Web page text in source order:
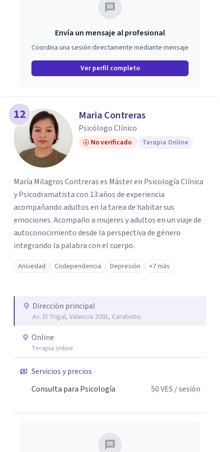
Envía un mensaje al profesional
Coordina una sesión directamente mediante mensaje
Ver perfil completo
12 Maria Contreras
Psicólogo Clínico
No verificado Terapia Online
María Milagros Contreras es Máster en Psicología Clínica
y Psicodramatista con 13 años de experiencia
acompañando adultos en la tarea de habitar sus
emociones. Acompaño a mujeres y adultos en un viaje de
autoconocimiento desde la perspectiva de género
integrando la palabra con el cuerpo.
Ansiedad Codependencia Depresión +7 más
Dirección principal
Av. El Trigal, Valencia 2001, Carabobo
Online
Terapia online
Servicios y precios
Consulta para Psicología
50VES / sesión